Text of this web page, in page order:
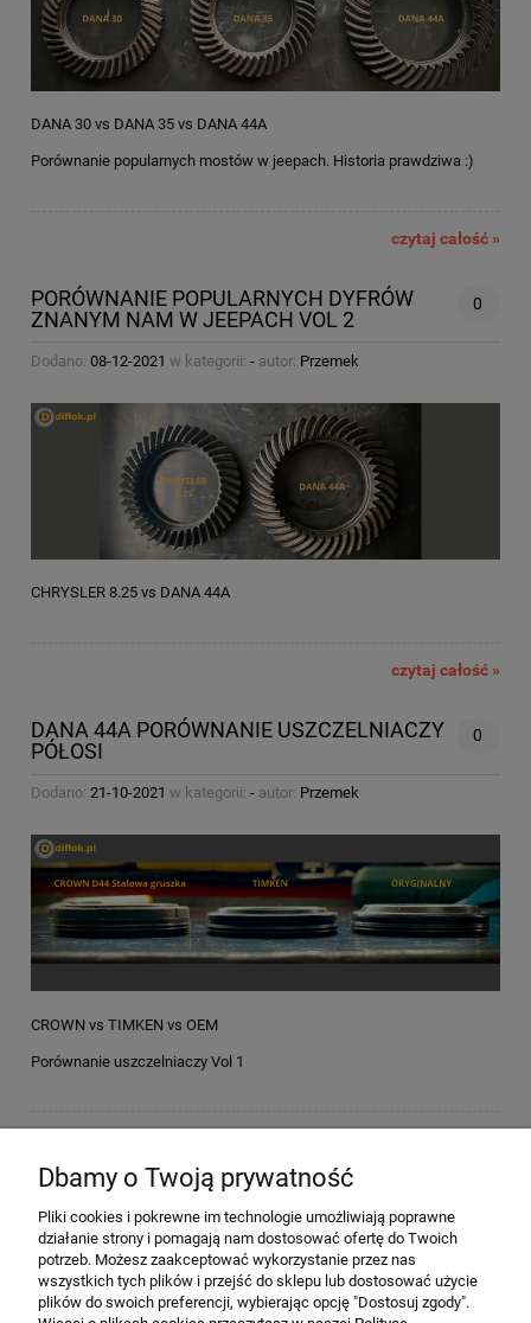
DANA 30 vs DANA 35 vs DANA 44A
Porównanie popularnych mostów w jeepach. Historia prawdziwa :)
czytaj całość »
PORÓWNANIE POPULARNYCH DYFRÓW
ZNANYM NAM W JEEPACH VOL 2
0
Dodano: 08-12-2021 w kategorii: - autor: Przemek
CHRYSLER 8.25 vs DANA 44A
czytaj całość »
DANA 44A PORÓWNANIE USZCZELNIACZY
PÓŁOSI
0
Dodano: 21-10-2021 w kategorii: - autor: Przemek
CROWN vs TIMKEN vs OEM
Porównanie uszczelniaczy Vol 1
Pomoc
Moje konto
Dbamy o Twoją prywatność
Pliki cookies i pokrewne im technologie umożliwiają poprawne
działanie strony i pomagają nam dostosować ofertę do Twoich
potrzeb. Możesz zaakceptować wykorzystanie przez nas
wszystkich tych plików i przejść do sklepu lub dostosować użycie
plików do swoich preferencji, wybierając opcję "Dostosuj zgody".